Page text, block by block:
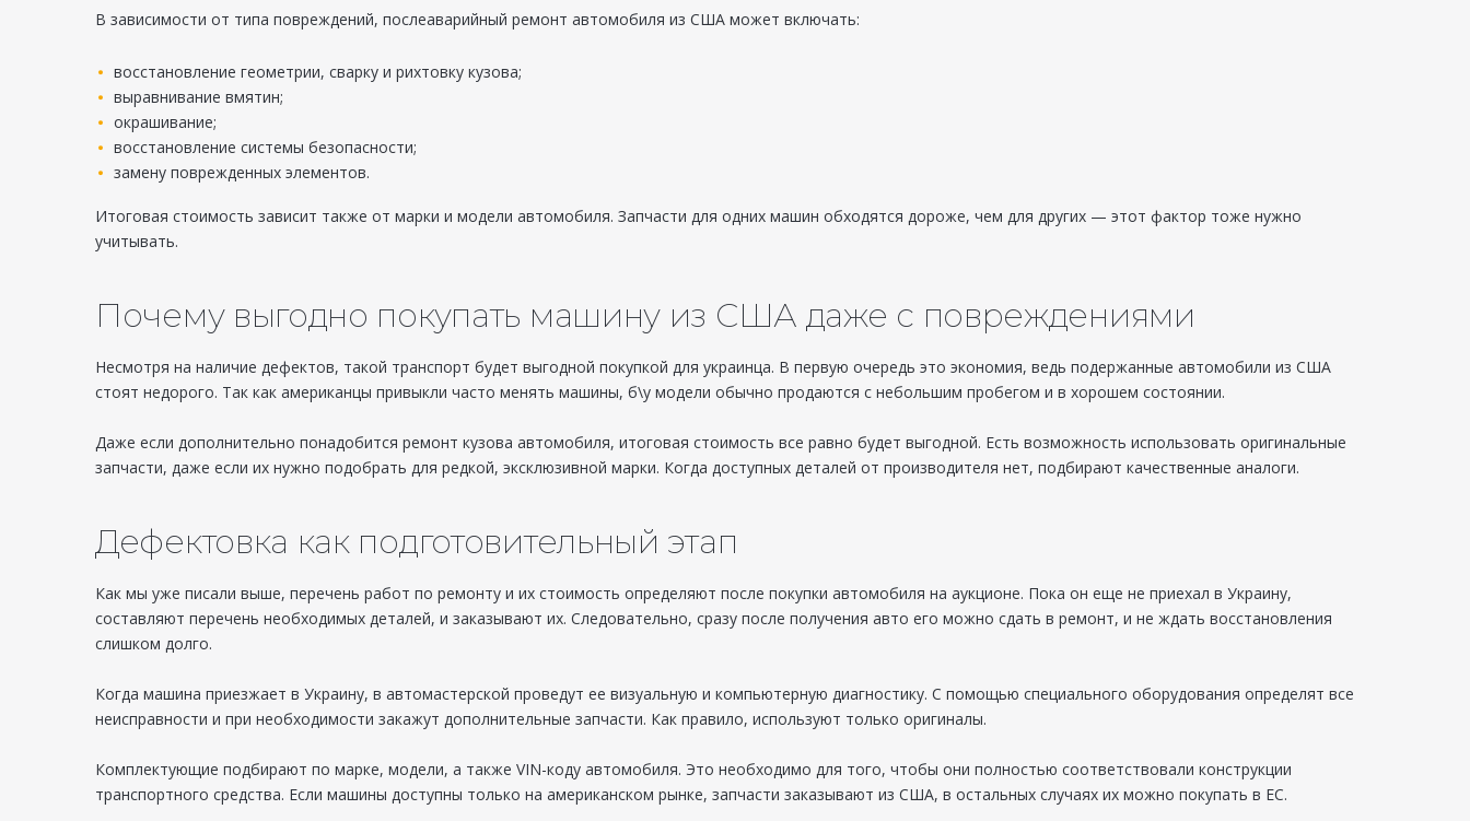
В зависимости от типа повреждений, послеаварийный ремонт автомобиля из США может включать:
восстановление геометрии, сварку и рихтовку кузова;
выравнивание вмятин;
окрашивание;
восстановление системы безопасности;
замену поврежденных элементов.
Итоговая стоимость зависит также от марки и модели автомобиля. Запчасти для одних машин обходятся дороже, чем для других — этот фактор тоже нужно
учитывать.
Почему выгодно покупать машину из США даже с повреждениями
Несмотря на наличие дефектов, такой транспорт будет выгодной покупкой для украинца. В первую очередь это экономия, ведь подержанные автомобили из США
стоят недорого. Так как американцы привыкли часто менять машины, б\у модели обычно продаются с небольшим пробегом и в хорошем состоянии.
Даже если дополнительно понадобится ремонт кузова автомобиля, итоговая стоимость все равно будет выгодной. Есть возможность использовать оригинальные
запчасти, даже если их нужно подобрать для редкой, эксклюзивной марки. Когда доступных деталей от производителя нет, подбирают качественные аналоги.
Дефектовка как подготовительный этап
Как мы уже писали выше, перечень работ по ремонту и их стоимость определяют после покупки автомобиля на аукционе. Пока он еще не приехал в Украину,
составляют перечень необходимых деталей, и заказывают их. Следовательно, сразу после получения авто его можно сдать в ремонт, и не ждать восстановления
слишком долго.
Когда машина приезжает в Украину, в автомастерской проведут ее визуальную и компьютерную диагностику. С помощью специального оборудования определят все
неисправности и при необходимости закажут дополнительные запчасти. Как правило, используют только оригиналы.
Комплектующие подбирают по марке, модели, а также VIN-коду автомобиля. Это необходимо для того, чтобы они полностью соответствовали конструкции
транспортного средства. Если машины доступны только на американском рынке, запчасти заказывают из США, в остальных случаях их можно покупать в ЕС.